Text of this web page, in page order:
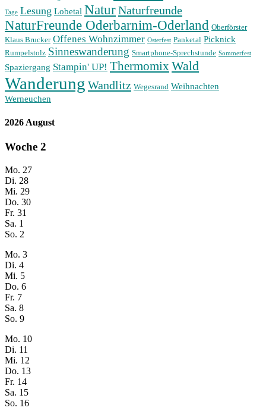
Tage Lesung Lobetal NaturNaturfreunde
NaturFreunde Oderbarnim-Oderland Oberförster
Klaus Brucker Offenes Wohnzimmer Osterfest Panketal Picknick
Rumpelstolz Sinneswanderung Smartphone-Sprechstunde Sommerfest
Spaziergang Stampin' UP! ThermomixWald
Wanderung Wandlitz Wegesrand Weihnachten
Werneuchen
2026 August
Woche 2
Mo. 27
Di. 28
Mi. 29
Do. 30
Fr. 31
Sa. 1
So. 2
Mo. 3
Di. 4
Mi. 5
Do. 6
Fr. 7
Sa. 8
So. 9
Mo. 10
Di. 11
Mi. 12
Do. 13
Fr. 14
Sa. 15
So. 16